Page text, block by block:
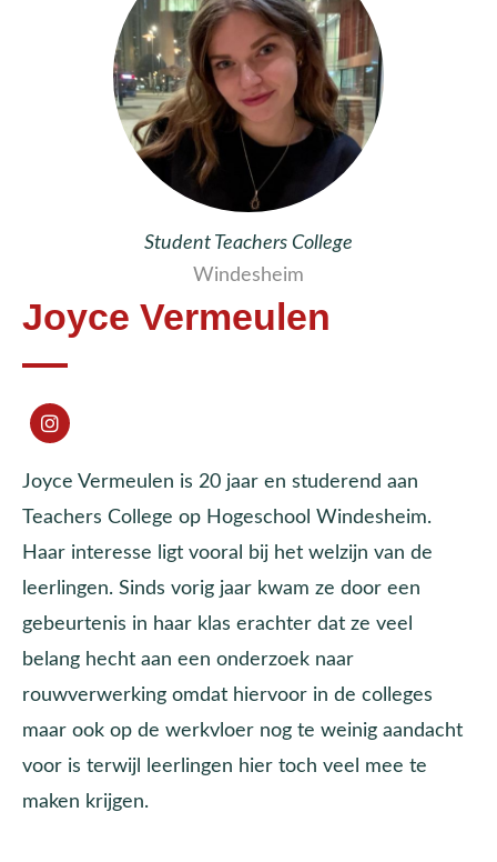
Student Teachers College
Windesheim
Joyce Vermeulen
Joyce Vermeulen is 20 jaar en studerend aan
Teachers College op Hogeschool Windesheim.
Haar interesse ligt vooral bij het welzijn van de
leerlingen. Sinds vorig jaar kwam ze door een
gebeurtenis in haar klas erachter dat ze veel
belang hecht aan een onderzoek naar
rouwverwerking omdat hiervoor in de colleges
maar ook op de werkvloer nog te weinig aandacht
voor is terwijl leerlingen hier toch veel mee te
maken krijgen.